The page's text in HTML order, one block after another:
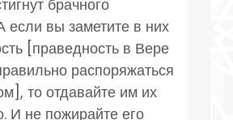
брачного
если вы заметите в них
[праведность в Вере
распоряжаться
то отдавайте им их
И не пожирайте его